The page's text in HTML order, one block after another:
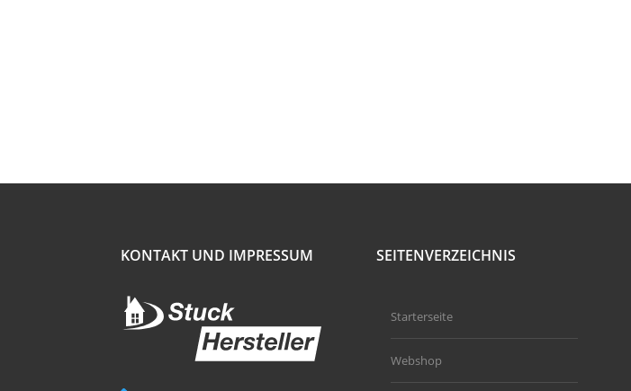
KONTAKT UND IMPRESSUM SEITENVERZEICHNIS
Starterseite
Webshop